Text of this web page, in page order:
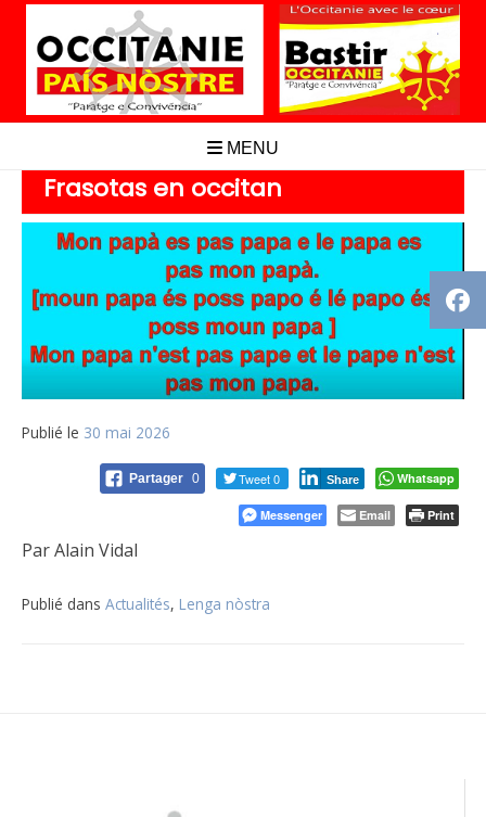
Aller
contenu
MENU
Frasotas en occitan
Publié le 30 mai 2026
Partager 0 Tweet 0 Share Whatsapp
Messenger Email Print
Par Alain Vidal
Publié dans Actualités, Lenga nòstra